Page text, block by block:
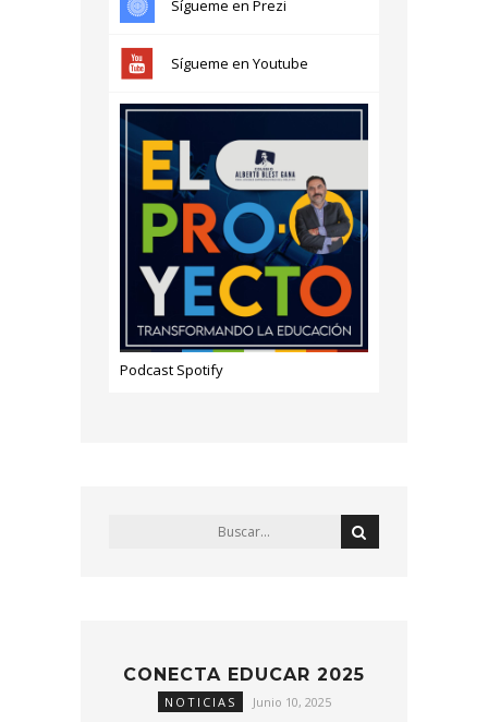
Sígueme en Prezi
Sígueme en Youtube
Podcast Spotify
CONECTA EDUCAR 2025
NOTICIAS Junio 10, 2025